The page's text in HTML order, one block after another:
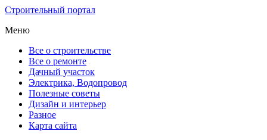
Строительный портал
Меню
Все о строительстве
Все о ремонте
Дачный участок
Электрика, Водопровод
Полезные советы
Дизайн и интерьер
Разное
Карта сайта